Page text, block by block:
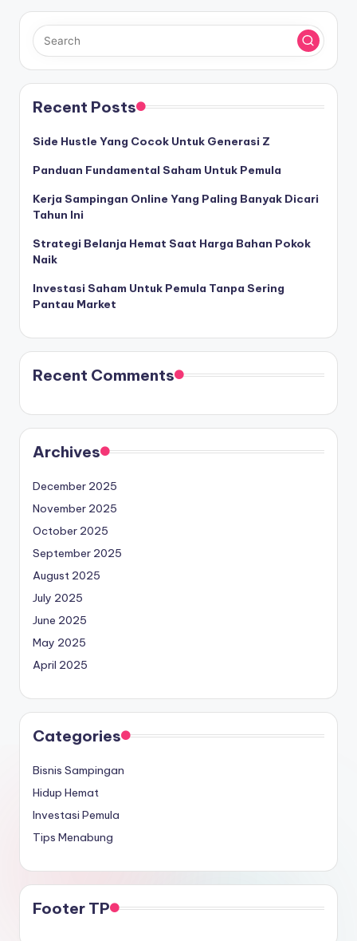
Recent Posts
Side Hustle Yang Cocok Untuk Generasi Z
Panduan Fundamental Saham Untuk Pemula
Kerja Sampingan Online Yang Paling Banyak Dicari
Tahun Ini
Strategi Belanja Hemat Saat Harga Bahan Pokok
Naik
Investasi Saham Untuk Pemula Tanpa Sering
Pantau Market
Recent Comments
Archives
December 2025
November 2025
October 2025
September 2025
August 2025
July 2025
June 2025
May 2025
April 2025
Categories
Bisnis Sampingan
Hidup Hemat
Investasi Pemula
Tips Menabung
Footer TP